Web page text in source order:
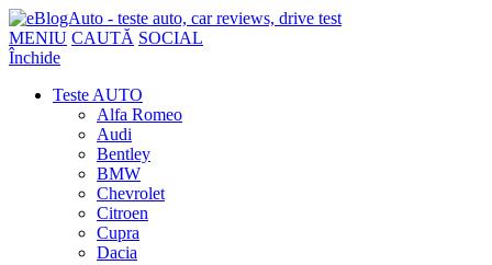
MENIU CAUTĂ SOCIAL
Închide
Teste AUTO
Alfa Romeo
Audi
Bentley
BMW
Chevrolet
Citroen
Cupra
Dacia